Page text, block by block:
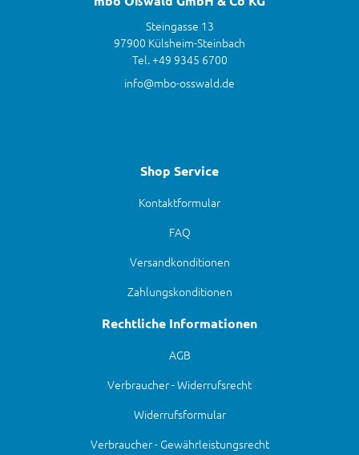
Steingasse 13
97900 Külsheim-Steinbach
Tel. +49 9345 6700
info@mbo-osswald.de
Shop Service
Kontaktformular
FAQ
Versandkonditionen
Zahlungskonditionen
Rechtliche Informationen
AGB
Verbraucher - Widerrufsrecht
Widerrufsformular
Verbraucher - Gewährleistungsrecht